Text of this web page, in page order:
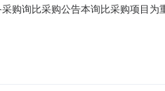
购询比采购公告本询比采购项目
人（以下简称应答人）以电子方